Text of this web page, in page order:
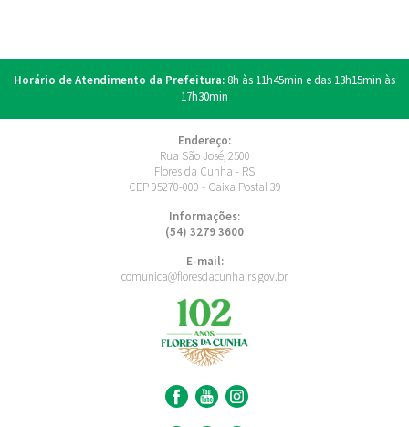
Horário de Atendimento da Prefeitura:8h às 11h45min e das 13h15min às
17h30min
Endereço:
Rua São José, 2500
Flores da Cunha - RS
CEP 95270-000 - Caixa Postal 39
Informações:
(54) 3279 3600
E-mail:
comunica@floresdacunha.rs.gov.br